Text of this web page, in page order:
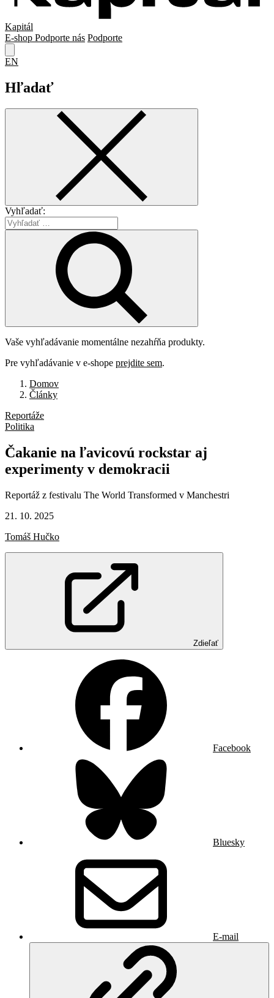
Kapitál
E-shop Podporte nás Podporte
EN
Hľadať
Vyhľadať:
Vaše vyhľadávanie momentálne nezahŕňa produkty.
Pre vyhľadávanie v e-shope prejdite sem.
Domov
Články
Reportáže
Politika
Čakanie na ľavicovú rockstar aj
experimenty v demokracii
Reportáž z festivalu The World Transformed v Manchestri
21. 10. 2025
Tomáš Hučko
Zdieľať
Facebook
Bluesky
E-mail